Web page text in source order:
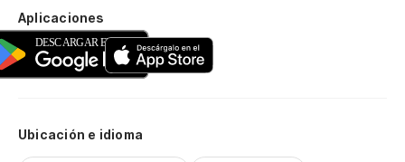
Aplicaciones
Ubicación e idioma